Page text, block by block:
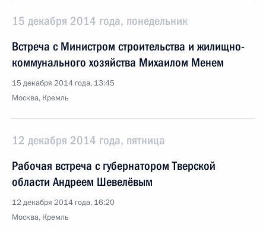
15 декабря 2014 года, понедельник
Встреча с Министром строительства и жилищно-
коммунального хозяйства Михаилом Менем
15 декабря 2014 года, 13:45
Москва, Кремль
12 декабря 2014 года, пятница
Рабочая встреча с губернатором Тверской
области Андреем Шевелёвым
12 декабря 2014 года, 16:20
Москва, Кремль